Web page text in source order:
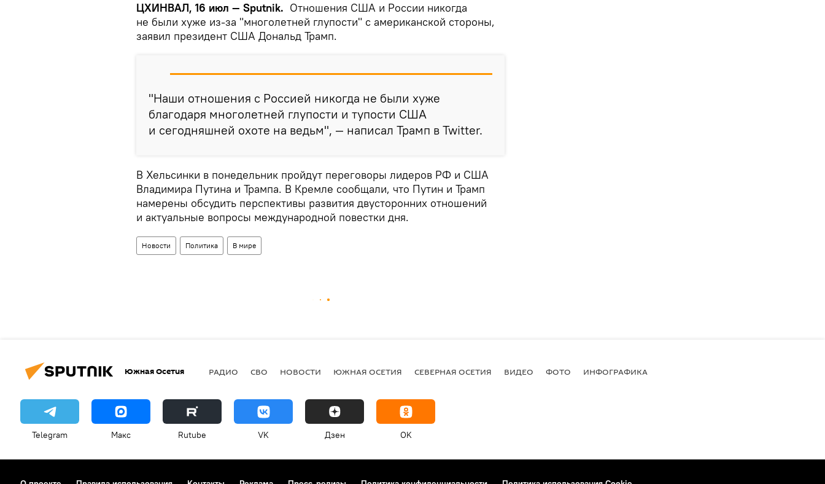
ЦХИНВАЛ, 16 июл — Sputnik. Отношения США и России никогда
не были хуже из-за "многолетней глупости" с американской стороны,
заявил президент США Дональд Трамп.
"Наши отношения с Россией никогда не были хуже
благодаря многолетней глупости и тупости США
и сегодняшней охоте на ведьм", — написал Трамп в Twitter.
В Хельсинки в понедельник пройдут переговоры лидеров РФ и США
Владимира Путина и Трампа. В Кремле сообщали, что Путин и Трамп
намерены обсудить перспективы развития двусторонних отношений
и актуальные вопросы международной повестки дня.
Новости Политика В мире
Южная Осетия РАДИО СВО НОВОСТИ ЮЖНАЯ ОСЕТИЯ СЕВЕРНАЯ ОСЕТИЯ ВИДЕО ФОТО ИНФОГРАФИКА
Telegram Макс Rutube VK Дзен OK